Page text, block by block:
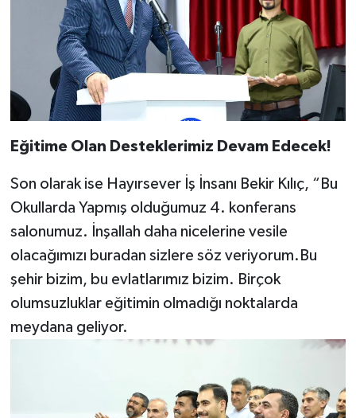
Eğitime Olan Desteklerimiz Devam Edecek!
Son olarak ise Hayırsever İş İnsanı Bekir Kılıç, “Bu
Okullarda Yapmış olduğumuz 4. konferans
salonumuz. İnşallah daha nicelerine vesile
olacağımızı buradan sizlere söz veriyorum.Bu
şehir bizim, bu evlatlarımız bizim. Birçok
olumsuzluklar eğitimin olmadığı noktalarda
meydana geliyor.